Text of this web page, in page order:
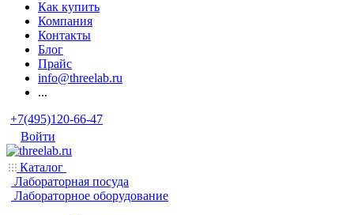
Как купить
Компания
Контакты
Блог
Прайс
info@threelab.ru
...
+7(495)120-66-47
Войти
Каталог
Лабораторная посуда
Лабораторное оборудование